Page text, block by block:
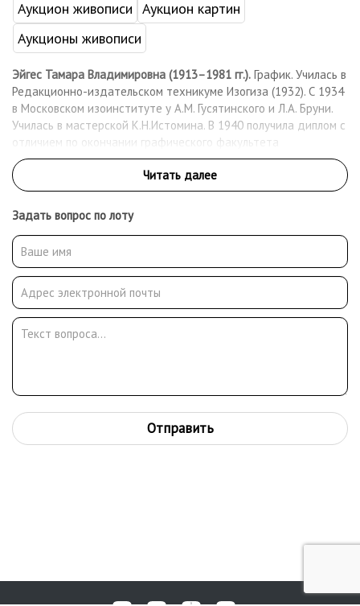
Аукцион живописи Аукцион картин
Аукционы живописи
Эйгес Тамара Владимировна (1913–1981 гг.). График. Училась в
Редакционно-издательском техникуме Изогиза (1932). С 1934
в Московском изоинституте у А.М. Гусятинского и Л.А. Бруни.
Училась в мастерской К.Н.Истомина. В 1940 получила диплом с
отличием по окончании графического факультета
Московского государственного художественного института
по специальности "Книжная иллюстрация, фотография и
плакат". Дипломная работа - иллюстрации к новеллам П.
Мериме "Кармен", "Голубая комната" и "Матео Фальконе"
(литографии). Руководители дипломной работы - Н.Э. Радлов и
Г.Т. Горощенко. Дружила с Л.А. Бруни.
Задать вопрос по лоту
Отправить